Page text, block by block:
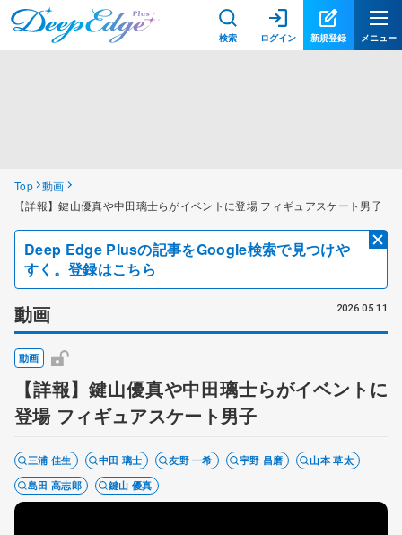
検索 ログイン 新規登録 メニュー
Top 動画
【詳報】鍵山優真や中田璃士らがイベントに登場 フィギュアスケート男子
Deep Edge Plusの記事をGoogle検索で見つけや
すく。登録はこちら
動画 2026.05.11
動画
【詳報】鍵山優真や中田璃士らがイベントに
登場 フィギュアスケート男子
三浦 佳生 中田 璃士 友野 一希 宇野 昌磨
山本 草太
島田 高志郎
鍵山 優真